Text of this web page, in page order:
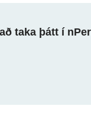
taka þátt í